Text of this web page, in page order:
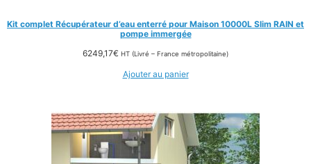
Kit complet Récupérateur d’eau enterré pour Maison 10000L Slim RAIN et
pompe immergée
6249,17€ HT (Livré – France métropolitaine)
Ajouter au panier